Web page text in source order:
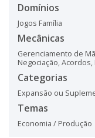
Domínios
Jogos Família
Mecânicas
Gerenciamento de
Negociação,Acordos,
Categorias
Expansão ou
Temas
Economia / Produção